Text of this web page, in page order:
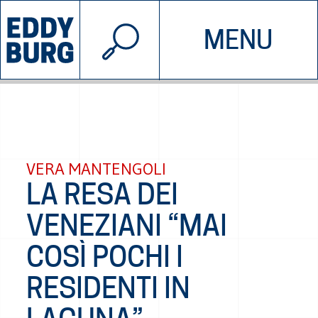
MENU
INIZIATIVE CHI SIAMO
© 2026 EDDYBURG
VERA MANTENGOLI
LA RESA DEI
VENEZIANI “MAI
COSÌ POCHI I
RESIDENTI IN